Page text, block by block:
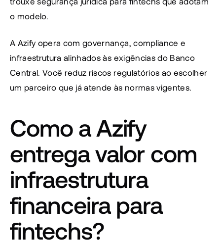
o modelo.
A Azify opera com governança, compliance e
infraestrutura alinhados às exigências do Banco
Central. Você reduz riscos regulatórios ao escolher
um parceiro que já atende às normas vigentes.
Como a Azify
entrega valor com
infraestrutura
financeira para
fintechs?